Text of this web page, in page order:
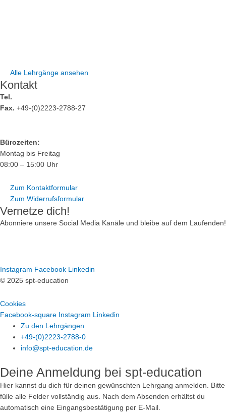
Alle Lehrgänge ansehen
Kontakt
Tel.
Fax. +49-(0)2223-2788-27
Bürozeiten:
Montag bis Freitag
08:00 – 15:00 Uhr
Zum Kontaktformular
Zum Widerrufsformular
Vernetze dich!
Abonniere unsere Social Media Kanäle und bleibe auf dem Laufenden!
Instagram Facebook Linkedin
© 2025 spt-education
Cookies
Facebook-square Instagram Linkedin
Zu den Lehrgängen
+49-(0)2223-2788-0
info@spt-education.de
Deine Anmeldung bei spt-education
Hier kannst du dich für deinen gewünschten Lehrgang anmelden. Bitte
fülle alle Felder vollständig aus. Nach dem Absenden erhältst du
automatisch eine Eingangsbestätigung per E-Mail.